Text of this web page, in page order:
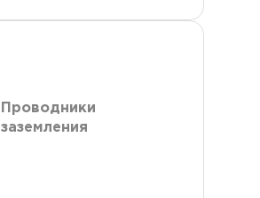
Проводники
заземления